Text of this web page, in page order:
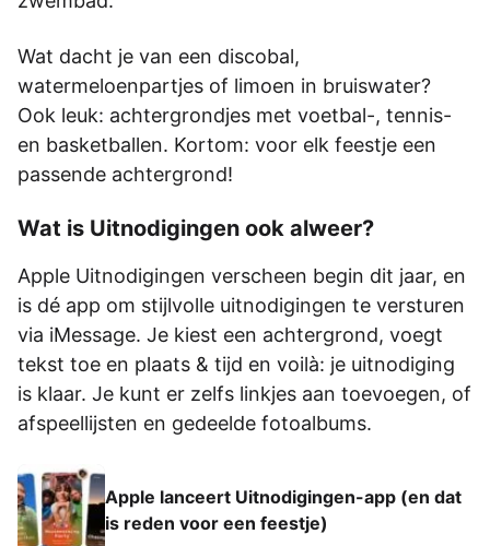
Wat dacht je van een discobal,
watermeloenpartjes of limoen in bruiswater?
Ook leuk: achtergrondjes met voetbal-, tennis-
en basketballen. Kortom: voor elk feestje een
passende achtergrond!
Wat is Uitnodigingen ook alweer?
Apple Uitnodigingen verscheen begin dit jaar, en
is dé app om stijlvolle uitnodigingen te versturen
via iMessage. Je kiest een achtergrond, voegt
tekst toe en plaats & tijd en voilà: je uitnodiging
is klaar. Je kunt er zelfs linkjes aan toevoegen, of
afspeellijsten en gedeelde fotoalbums.
Apple lanceert Uitnodigingen-app (en dat
is reden voor een feestje)